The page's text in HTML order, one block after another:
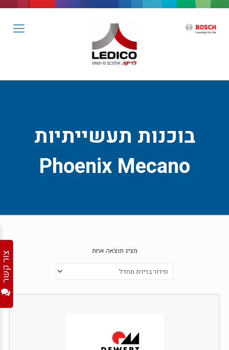
בוכנות תעשייתיות
Phoenix Mecano
מציג תוצאה אחת